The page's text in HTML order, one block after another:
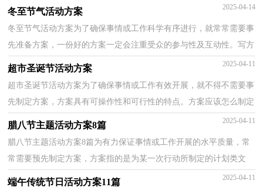
则、步骤和安排等。那么你有了解过方案吗？以下是...
冬至节气活动方案 2025-04-14
冬至节气活动方案为了确保事情或工作科学有序进行，就常常需要事
先准备方案，一份好的方案一定会注重受众的参与性及互动性。写方
案需要注意哪些格式呢？以下是小编帮大家整理的冬...
超市圣诞节活动方案 2025-04-11
超市圣诞节活动方案为了确保事情或工作有效开展，就不得不需要事
先制定方案，方案具有可操作性和可行性的特点。方案应该怎么制定
才好呢？下面是小编为大家收集的超市圣诞节活动方...
腊八节主题活动方案8篇 2025-04-11
腊八节主题活动方案8篇为有力保证事情或工作开展的水平质量，常
常需要预先制定方案，方案指的是为某一次行动所制定的计划类文
书。那么问题来了，方案应该怎么写？以下是小编帮大家...
端午传统节日活动方案11篇 2025-04-11